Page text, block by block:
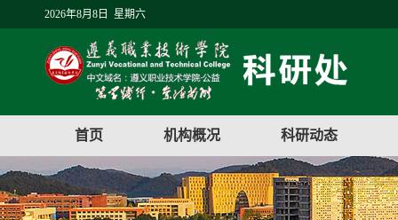
2026年8月8日 星期六
首页 机构概况 科研动态